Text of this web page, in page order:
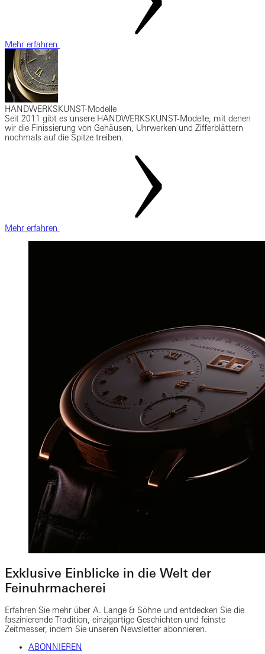
Mehr erfahren
HANDWERKSKUNST-Modelle
Seit 2011 gibt es unsere HANDWERKSKUNST-Modelle, mit denen
wir die Finissierung von Gehäusen, Uhrwerken und Zifferblättern
nochmals auf die Spitze treiben.
Mehr erfahren
Exklusive Einblicke in die Welt der
Feinuhrmacherei
Erfahren Sie mehr über A. Lange & Söhne und entdecken Sie die
faszinierende Tradition, einzigartige Geschichten und feinste
Zeitmesser, indem Sie unseren Newsletter abonnieren.
ABONNIEREN